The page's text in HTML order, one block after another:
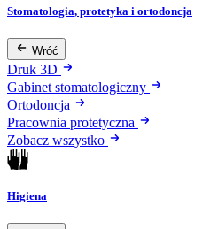
Stomatologia, protetyka i ortodoncja
Wróć
Druk 3D
Gabinet stomatologiczny
Ortodoncja
Pracownia protetyczna
Zobacz wszystko
Higiena